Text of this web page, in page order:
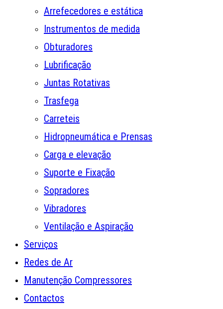
Arrefecedores e estática
Instrumentos de medida
Obturadores
Lubrificação
Juntas Rotativas
Trasfega
Carreteis
Hidropneumática e Prensas
Carga e elevação
Suporte e Fixação
Sopradores
Vibradores
Ventilação e Aspiração
Serviços
Redes de Ar
Manutenção Compressores
Contactos